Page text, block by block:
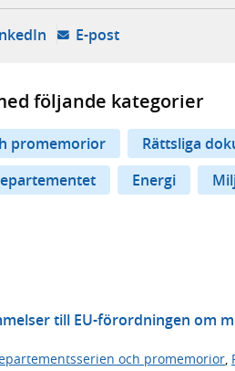
flik, extern webbplats,
i ny flik, extern webbplats,
- öppnas i ny flik, extern
E-post- öppnar din e-
följande kategorier
promemorior
Rättsliga
Energi
till EU-förordningen om
och promemorior,